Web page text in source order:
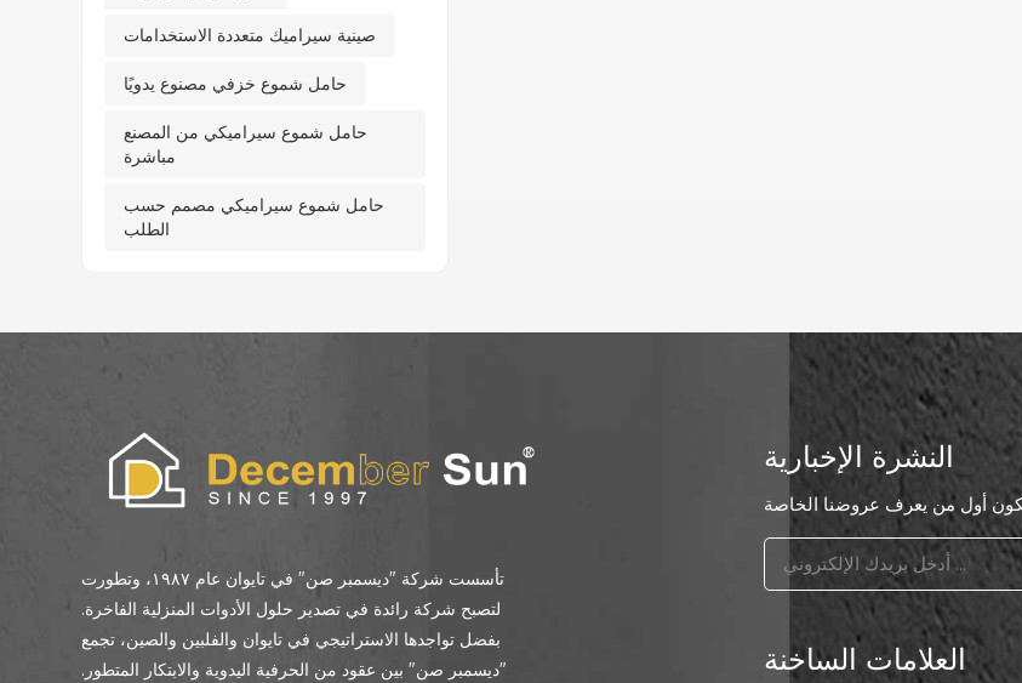
صينية سيراميك متعددة الاستخدامات
حامل شموع خزفي مصنوع يدويًا
حامل شموع سيراميكي من المصنع
مباشرة
حامل شموع سيراميكي مصمم حسب
الطلب
تأسست شركة "ديسمبر صن" في تايوان عام ١٩٨٧، وتطورت
لتصبح شركة رائدة في تصدير حلول الأدوات المنزلية الفاخرة.
بفضل تواجدها الاستراتيجي في تايوان والفلبين والصين، تجمع
"ديسمبر صن" بين عقود من الحرفية اليدوية والابتكار المتطور.
النشرة الإخبارية
العلامات الساخنة